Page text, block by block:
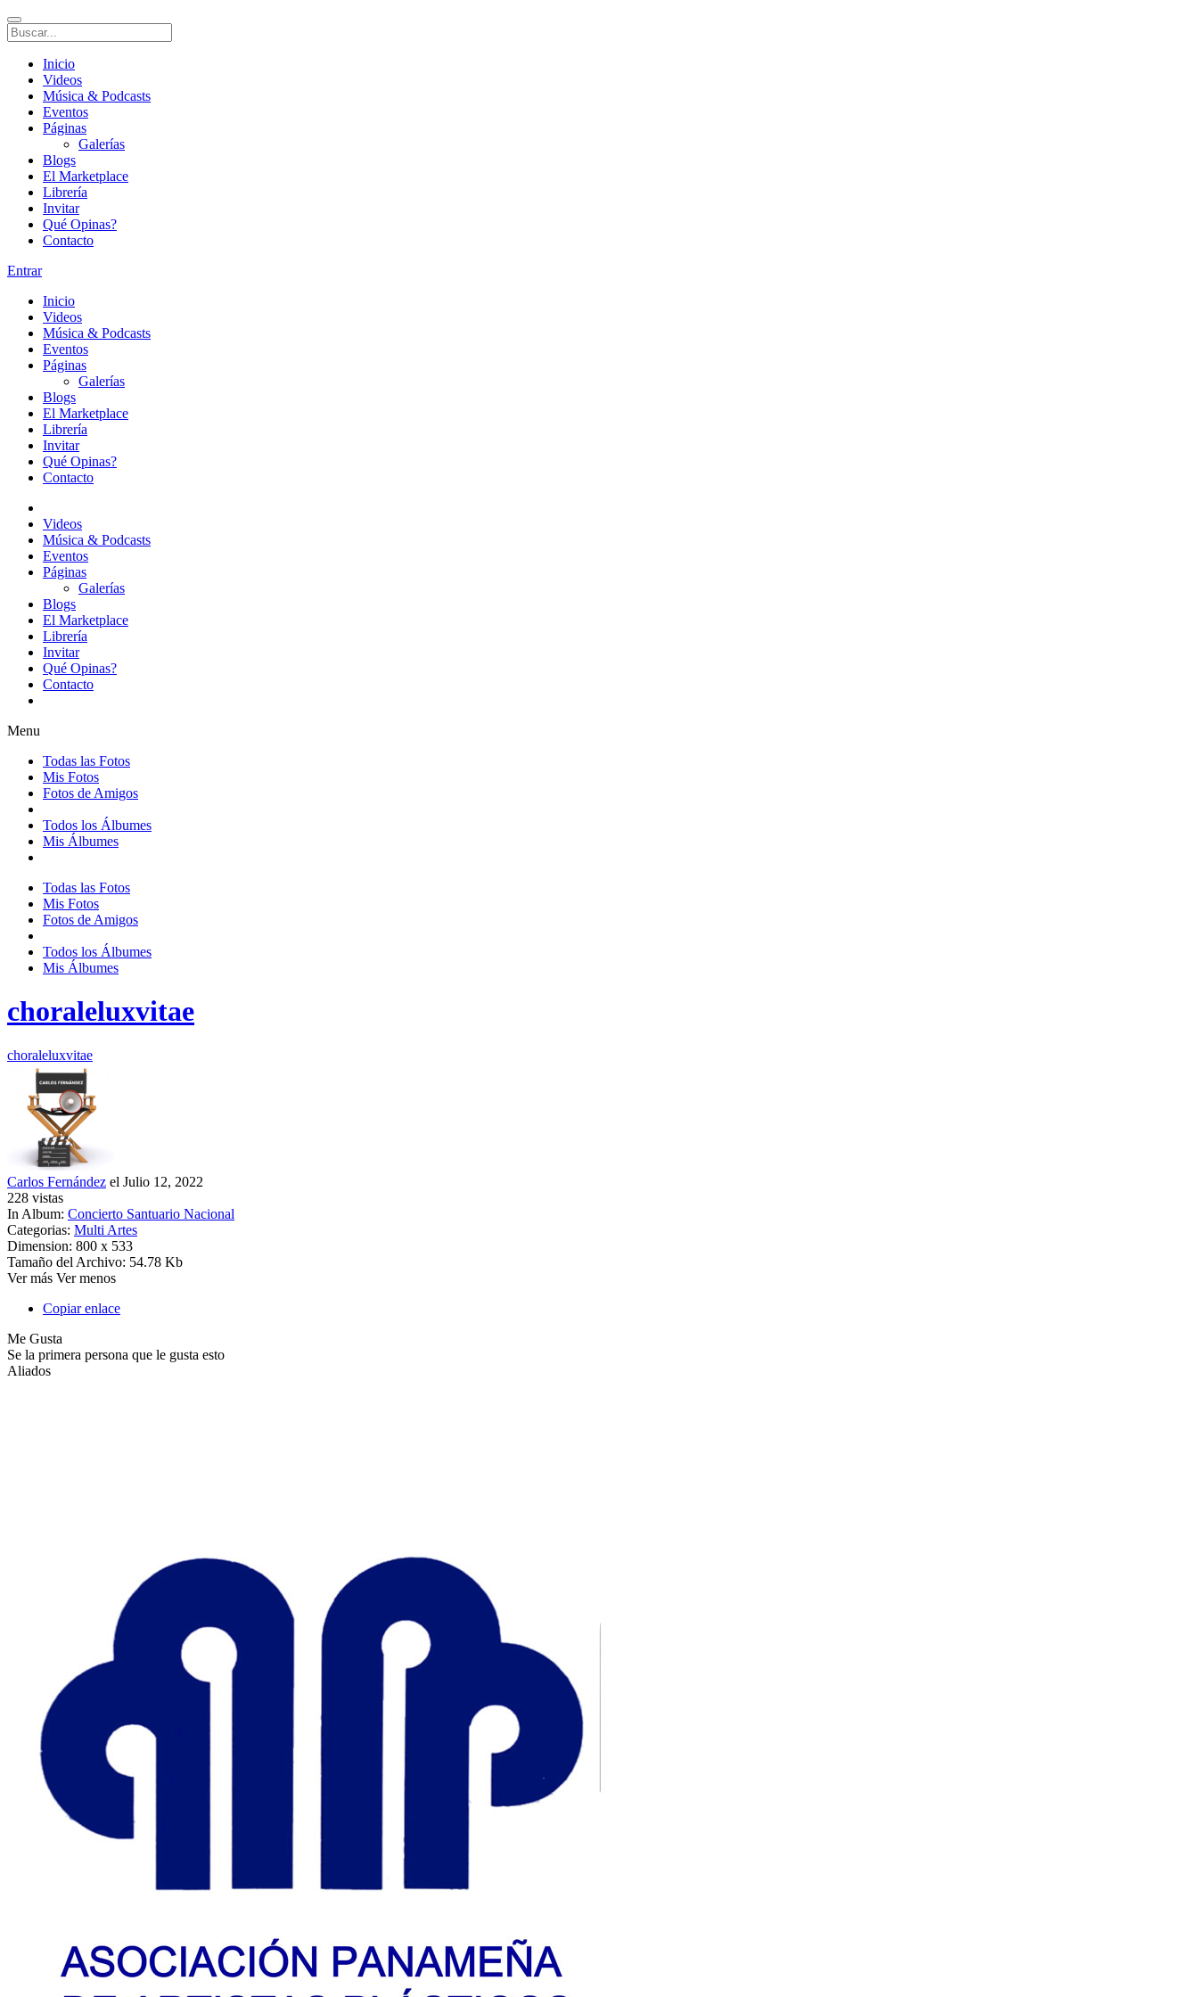
Inicio
Videos
Música & Podcasts
Eventos
Páginas
Galerías
Blogs
El Marketplace
Librería
Invitar
Qué Opinas?
Contacto
Entrar
Inicio
Videos
Música & Podcasts
Eventos
Páginas
Galerías
Blogs
El Marketplace
Librería
Invitar
Qué Opinas?
Contacto
Videos
Música & Podcasts
Eventos
Páginas
Galerías
Blogs
El Marketplace
Librería
Invitar
Qué Opinas?
Contacto
Menu
Todas las Fotos
Mis Fotos
Fotos de Amigos
Todos los Álbumes
Mis Álbumes
Todas las Fotos
Mis Fotos
Fotos de Amigos
Todos los Álbumes
Mis Álbumes
choraleluxvitae
choraleluxvitae
Carlos Fernández el Julio 12, 2022
228 vistas
In Album: Concierto Santuario Nacional
Categorias: Multi Artes
Dimension: 800 x 533
Tamaño del Archivo: 54.78 Kb
Ver más Ver menos
Copiar enlace
Me Gusta
Se la primera persona que le gusta esto
Aliados